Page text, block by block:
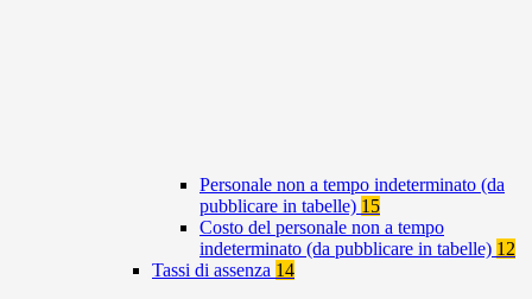
Personale non a tempo indeterminato (da
pubblicare in tabelle) 15
Costo del personale non a tempo
indeterminato (da pubblicare in tabelle) 12
Tassi di assenza 14